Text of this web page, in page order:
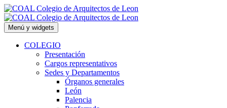
Saltar
al
contenido
Menú y widgets
COLEGIO
Presentación
Cargos representativos
Sedes y Departamentos
Órganos generales
León
Palencia